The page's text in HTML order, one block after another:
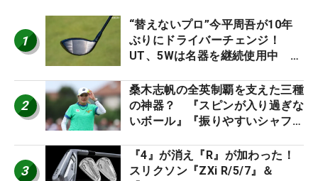
1
“替えないプロ”今平周吾が10年
ぶりにドライバーチェンジ！
UT、5Wは名器を継続使用中 #
2
桑木志帆の全英制覇を支えた三種
の神器？ 『スピンが入り過ぎな
いボール』『振りやすいシャフ
ー』 #女子プロセッティング
3
『4』が消え『R』が加わった！
スリクソン『ZXi R/5/7』＆